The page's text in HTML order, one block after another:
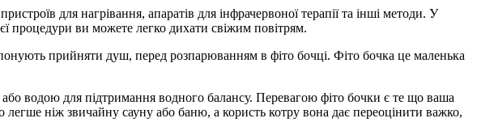
для нагрівання, апаратів для інфрачервоної терапії та інші методи. У
процедури ви можете легко дихати свіжим повітрям.
прийняти душ, перед розпарюванням в фіто бочці. Фіто бочка це маленька
водою для підтримання водного балансу. Перевагою фіто бочки є те що ваша
ніж звичайну сауну або баню, а користь котру вона дає переоцінити важко,